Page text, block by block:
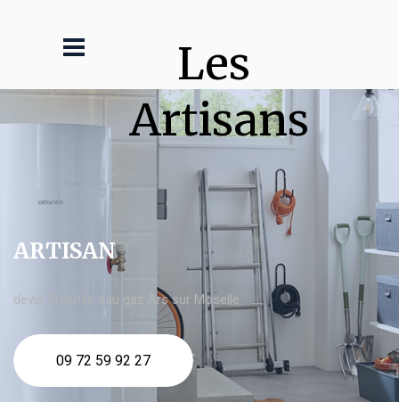
Les
Artisans
ARTISAN
devis Chauffe eau gaz Ars sur Moselle
09 72 59 92 27